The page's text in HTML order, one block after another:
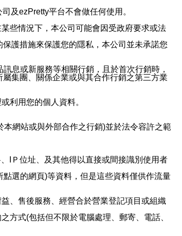
及ezPretty平台不會做任何使用。
些情況下，本公司可能會因受政府要求或法
護措施來保護您的隱私，本公司並未承諾您
息或新服務等相關行銷，且於首次行銷時，
集團、關係企業或與其合作行銷之第三方業
利用您的個人資料。
網站或與外部合作之行銷)並於法令容許之範
IＰ位址、及其他得以直接或間接識別使用者
選的網頁)等資料，但是這些資料僅供作流量
、售後服務、經營合於營業登記項目或組織
方式(包括但不限於電腦處理、郵寄、電話、